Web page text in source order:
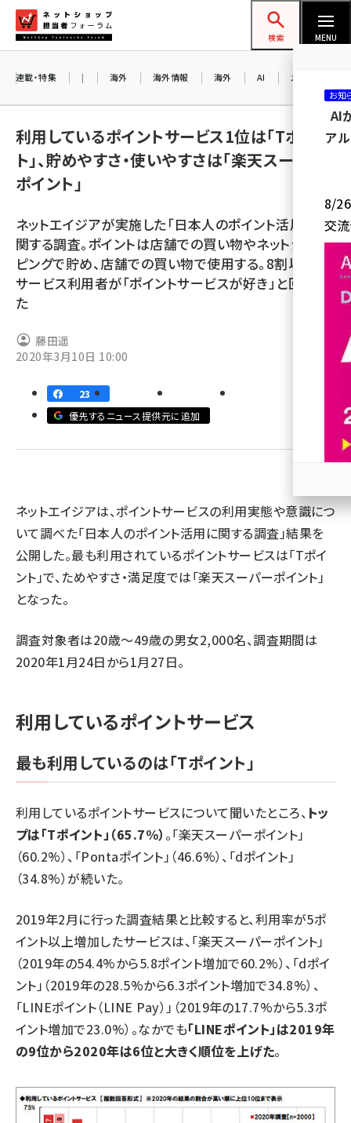
ン
ネットショップ担当者フォーラム
検索 MENU
amazon (2246)
楽天 (1871)
ecbeing (1207)
アスクル (1119)
ビィ・フォアード (773)
連載・特集 | 海外 海外情報 海外 AI メタバース
利用しているポイントサービス1位は「Tポイン
ト」、貯めやすさ・使いやすさは「楽天スーパー
ポイント」
ネットエイジアが実施した「日本人のポイント活用」に
関する調査。ポイントは店舗での買い物やネットショッ
ピングで貯め、店舗での買い物で使用する。8割以上の
サービス利用者が「ポイントサービスが好き」と回答し
た
藤田遥
2020年3月10日 10:00
23
優先するニュース提供元に追加
ネットエイジアは、ポイントサービスの利用実態や意識につ
いて調べた「日本人のポイント活用に関する調査」結果を
公開した。最も利用されているポイントサービスは「Tポイ
ント」で、ためやすさ・満足度では「楽天スーパーポイント」
となった。
調査対象者は20歳～49歳の男女2,000名、調査期間は
2020年1月24日から1月27日。
利用しているポイントサービス
最も利用しているのは「Tポイント」
利用しているポイントサービスについて聞いたところ、 トッ
プは「Tポイント」（65.7%） 。「楽天スーパーポイント」
（60.2%）、「Pontaポイント」（46.6%）、「dポイント」
（34.8%）が続いた。
2019年2月に行った調査結果と比較すると、利用率が5ポ
イント以上増加したサービスは、「楽天スーパーポイント」
（2019年の54.4%から5.8ポイント増加で60.2%）、「dポイ
ント」（2019年の28.5%から6.3ポイント増加で34.8%）、
「LINEポイント（LINE Pay）」（2019年の17.7%から5.3ポ
イント増加で23.0%）。なかでも「LINEポイント」は2019年
の9位から2020年は6位と大きく順位を上げた。
お知
AI
ア
8/26
交
参